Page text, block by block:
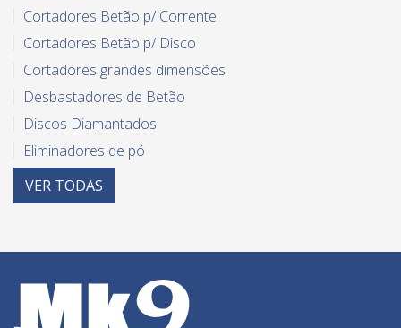
Cortadores Betão p/ Corrente
Cortadores Betão p/ Disco
Cortadores grandes dimensões
Desbastadores de Betão
Discos Diamantados
Eliminadores de pó
Equipamento diverso para azulejo
Guilhotinas
Lixadeiras paredes e tetos
Máquina de Roços
Máquinas de corte elétricas
VER TODAS